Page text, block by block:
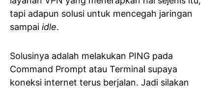
tapi adapun solusi untuk mencegah jaringan
sampai idle.
Solusinya adalah melakukan PING pada
Command Prompt atau Terminal supaya
koneksi internet terus berjalan. Jadi silakan